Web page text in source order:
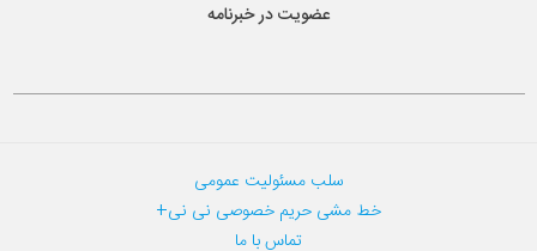
عضویت در خبرنامه
سلب مسئولیت عمومی
خط مشی حریم خصوصی نی نی+
تماس با ما